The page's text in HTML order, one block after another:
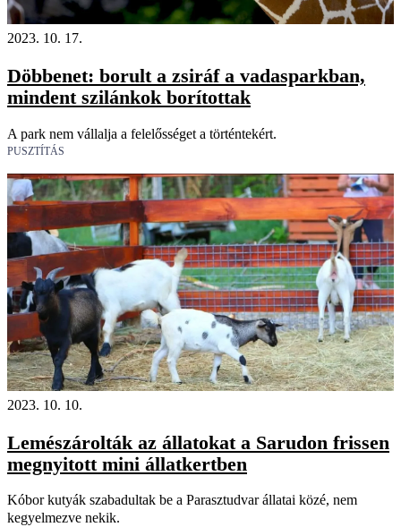
2023. 10. 17.
Döbbenet: borult a zsiráf a vadasparkban,
mindent szilánkok borítottak
A park nem vállalja a felelősséget a történtekért.
PUSZTÍTÁS
2023. 10. 10.
Lemészárolták az állatokat a Sarudon frissen
megnyitott mini állatkertben
Kóbor kutyák szabadultak be a Parasztudvar állatai közé, nem
kegyelmezve nekik.